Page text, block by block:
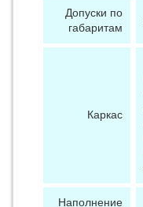
Допуски по
габаритам
Каркас
Наполнение